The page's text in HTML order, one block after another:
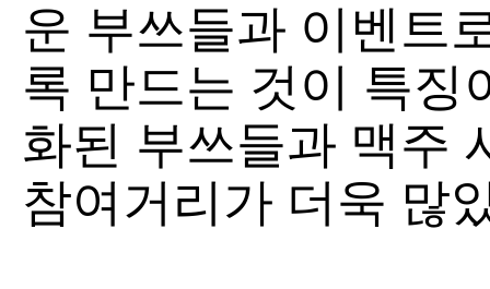
운 부쓰들과 이벤트
록 만드는 것이 특징
화된 부쓰들과 맥주
참여거리가 더욱 많